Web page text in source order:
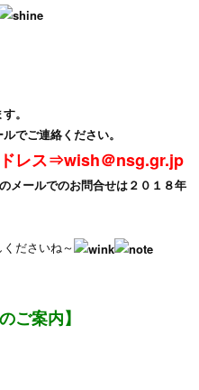
。
でご連絡ください。
ドレス⇒wish＠nsg.gr.jp
メールでのお問合せは２０１８年
ださいね～
ご案内】